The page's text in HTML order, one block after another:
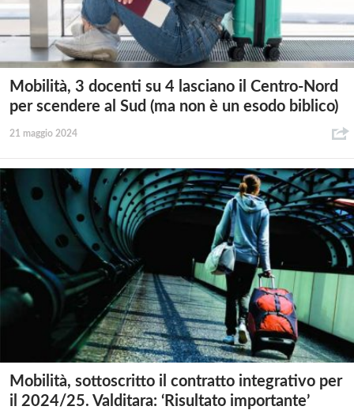
Mobilità, 3 docenti su 4 lasciano il Centro-Nord
per scendere al Sud (ma non è un esodo biblico)
21 maggio 2024
Mobilità, sottoscritto il contratto integrativo per
il 2024/25. Valditara: ‘Risultato importante’